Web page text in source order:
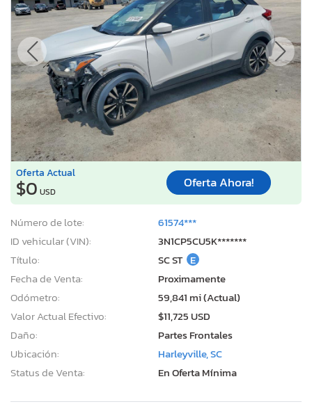
Oferta Actual
$0 USD
Oferta Ahora!
Número de lote:
61574***
ID vehicular (VIN):
3N1CP5CU5K*******
Título:
SC ST E
Fecha de Venta:
Proximamente
Odómetro:
59,841 mi (Actual)
Valor Actual Efectivo:
$11,725 USD
Daño:
Partes Frontales
Ubicación:
Harleyville, SC
Status de Venta:
En Oferta Mínima